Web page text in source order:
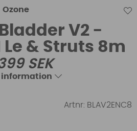
Ozone
V2 -
Le & Struts 8m
SEK
information
Artnr: BLAV2ENC8